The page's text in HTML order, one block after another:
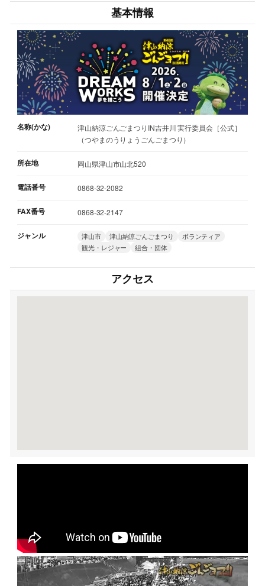
基本情報
名称(かな)
津山納涼ごんごまつりIN吉井川 実行委員会［公式］
（つやまのうりょうごんごまつり）
所在地 岡山県津山市山北520
電話番号 0868-32-2082
FAX番号 0868-32-2147
ジャンル 津山市 津山納涼ごんごまつり
ボランティア
観光・レジャー
組合・団体
アクセス